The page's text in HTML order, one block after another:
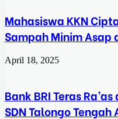
Mahasiswa KKN
Sampah Minim Asap
April 18, 2025
Bank BRI Teras
SDN Talongo Tengah